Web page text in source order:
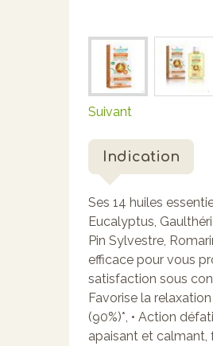
Suivant
Indication
Ses 14 huiles
Eucalyptus,
Pin Sylvestre,
efficace pour vous
satisfaction sous
Favorise la
(90%)*, • Action
apaisant et